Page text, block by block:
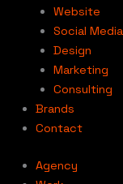
Website
Social Media
Design
Marketing
Consulting
Brands
Contact
Agency